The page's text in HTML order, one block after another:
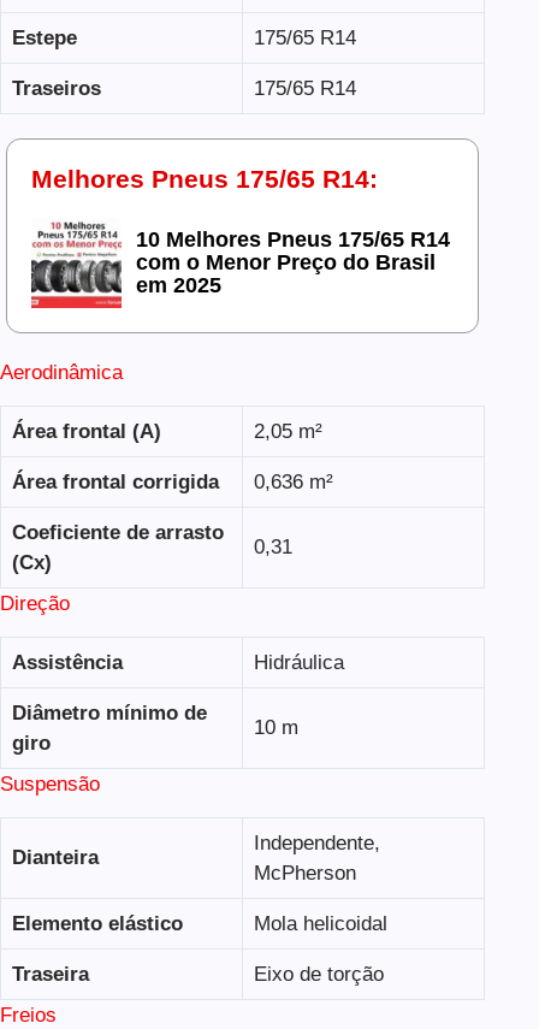
Estepe 175/65 R14
Traseiros 175/65 R14
Melhores Pneus 175/65 R14:
10 Melhores Pneus 175/65 R14
com o Menor Preço do Brasil
em 2025
Aerodinâmica
Área frontal (A) 2,05 m²
Área frontal corrigida 0,636 m²
Coeficiente de arrasto
(Cx)
0,31
Direção
Assistência Hidráulica
Diâmetro mínimo de
giro
10 m
Suspensão
Dianteira
Independente,
McPherson
Elemento elástico Mola helicoidal
Traseira
Eixo de torção
Freios